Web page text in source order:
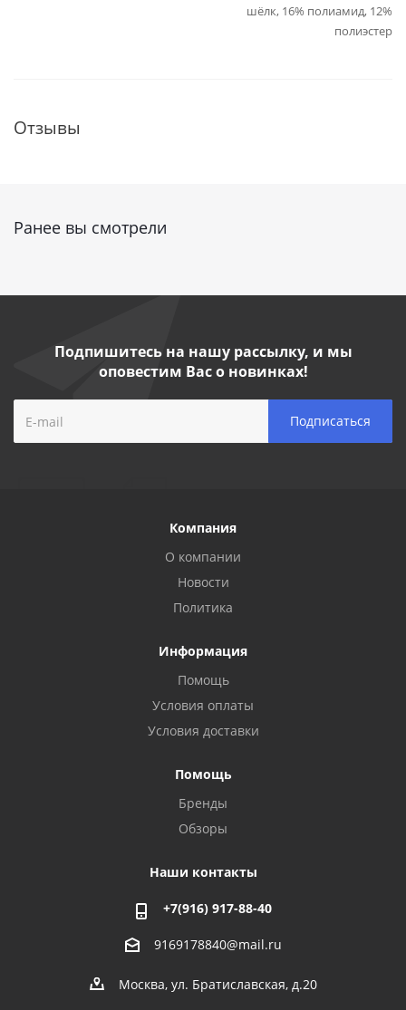
шёлк, 16% полиамид, 12%
полиэстер
Отзывы
Ранее вы смотрели
Подпишитесь на нашу рассылку, и мы
оповестим Вас о новинках!
Компания
О компании
Новости
Политика
Информация
Помощь
Условия оплаты
Условия доставки
Помощь
Бренды
Обзоры
Наши контакты
+7(916) 917-88-40
9169178840@mail.ru
Москва, ул. Братиславская, д.20